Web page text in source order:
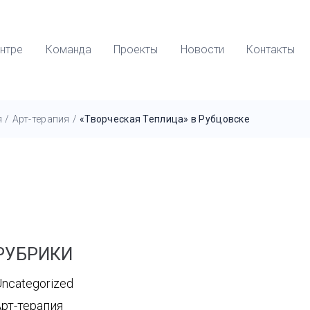
Команда Проекты Новости Контакты
/ Арт-терапия / «Творческая Теплица» в Рубцовске
терапия